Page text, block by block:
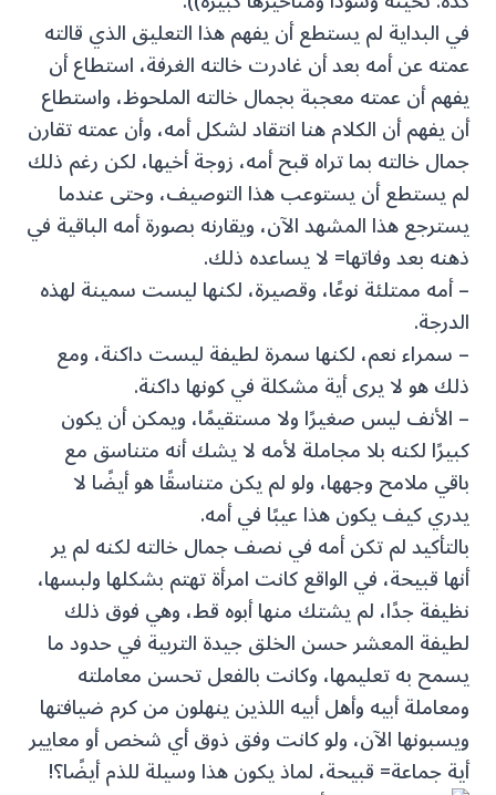
في البداية لم يستطع أن يفهم هذا التعليق الذي قالته
عمته عن أمه بعد أن غادرت خالته الغرفة، استطاع أن
يفهم أن عمته معجبة بجمال خالته الملحوظ، واستطاع
أن يفهم أن الكلام هنا انتقاد لشكل أمه، وأن عمته تقارن
جمال خالته بما تراه قبح أمه، زوجة أخيها، لكن رغم ذلك
لم يستطع أن يستوعب هذا التوصيف، وحتى عندما
يسترجع هذا المشهد الآن، ويقارنه بصورة أمه الباقية في
ذهنه بعد وفاتها= لا يساعده ذلك.
– أمه ممتلئة نوعًا، وقصيرة، لكنها ليست سمينة لهذه
الدرجة.
– سمراء نعم، لكنها سمرة لطيفة ليست داكنة، ومع
ذلك هو لا يرى أية مشكلة في كونها داكنة.
– الأنف ليس صغيرًا ولا مستقيمًا، ويمكن أن يكون
كبيرًا لكنه بلا مجاملة لأمه لا يشك أنه متناسق مع
باقي ملامح وجهها، ولو لم يكن متناسقًا هو أيضًا لا
يدري كيف يكون هذا عيبًا في أمه.
بالتأكيد لم تكن أمه في نصف جمال خالته لكنه لم ير
أنها قبيحة، في الواقع كانت امرأة تهتم بشكلها ولبسها،
نظيفة جدًا، لم يشتك منها أبوه قط، وهي فوق ذلك
لطيفة المعشر حسن الخلق جيدة التربية في حدود ما
يسمح به تعليمها، وكانت بالفعل تحسن معاملته
ومعاملة أبيه وأهل أبيه اللذين ينهلون من كرم ضيافتها
ويسبونها الآن، ولو كانت وفق ذوق أي شخص أو معايير
أية جماعة= قبيحة، لماذ يكون هذا وسيلة للذم أيضًا؟!